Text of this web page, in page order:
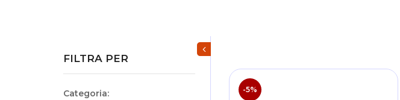
-5%
FILTRA PER
Categoria
Mostra/Nascondi filtri